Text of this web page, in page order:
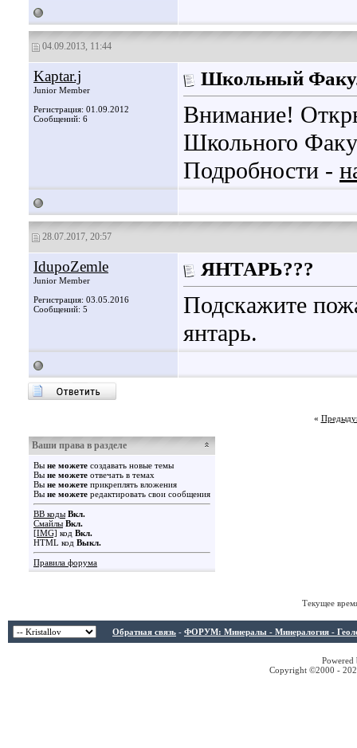
04.09.2013, 11:44
Kaptar.j
Junior Member
Регистрация: 01.09.2012
Сообщений: 6
Школьный
Внимание!
Школьного
Подробности -
28.07.2017, 20:57
IdupoZemle
Junior Member
Регистрация: 03.05.2016
Сообщений: 5
ЯНТАРЬ???
Подскажите
янтарь.
«
Ваши права в разделе
Вы не можете создавать новые темы
Вы не можете отвечать в темах
Вы не можете прикреплять вложения
Вы не можете редактировать свои сообщения
BB коды Вкл.
Смайлы Вкл.
[IMG] код Вкл.
HTML код Выкл.
Правила форума
Текущее
Обратная связь - ФОРУМ: Минералы - Минералогия -
Copyright ©2000 -